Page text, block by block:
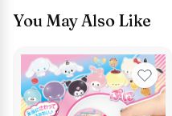
You May Also Like